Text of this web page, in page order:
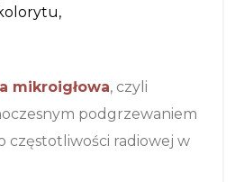
mikroigłowa, czyli
podgrzewaniem
częstotliwości radiowej w